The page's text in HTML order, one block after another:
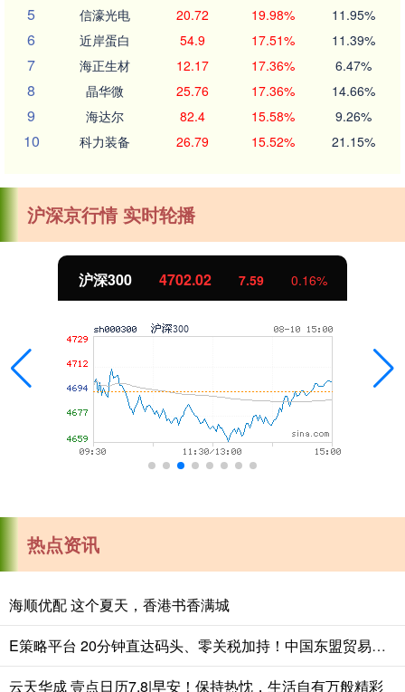
5 信濠光电 20.72 19.98% 11.95%
6 近岸蛋白 54.9 17.51% 11.39%
7 海正生材 12.17 17.36% 6.47%
8 晶华微 25.76 17.36% 14.66%
9 海达尔 82.4 15.58% 9.26%
10 科力装备 26.79 15.52% 21.15%
沪深京行情 实时轮播
沪深300 4702.02 7.59 0.16%
热点资讯
海顺优配 这个夏天，香港书香满城
E策略平台 20分钟直达码头、零关税加持！中国东盟贸易更火了
云天华成 壹点日历7.8|早安！保持热忱，生活自有万般精彩